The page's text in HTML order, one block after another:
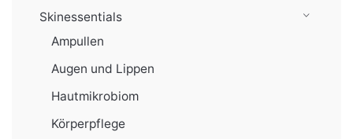
Skinessentials
Ampullen
Augen und Lippen
Hautmikrobiom
Körperpflege